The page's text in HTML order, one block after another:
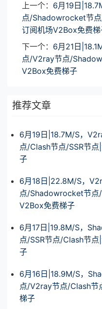
上一个： 6月19日
点/Shadowrocket节
订阅机场V2Box免费
下一个： 6月21日
点/V2ray节点/
V2Box免费梯子
推荐文章
6月19日|18.7M/S，
点/Clash节点/SSR节
子
6月18日|22.8M/S，
点/Shadowrocket节点
V2Box免费梯子
6月17日|19.8M/S，
点/SSR节点/Clash节
子
6月16日|18.9M/S，
点/V2ray节点/Clash节
梯子